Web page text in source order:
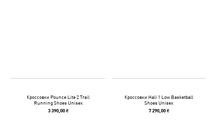
Кроссовки Pounce Lite 2 Trail
Running Shoes Unisex
3 390,00 ₴
Кроссовки Hali 1 Low Basketball
Shoes Unisex
7 290,00 ₴